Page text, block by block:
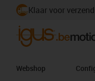
Klaar voor
Webshop